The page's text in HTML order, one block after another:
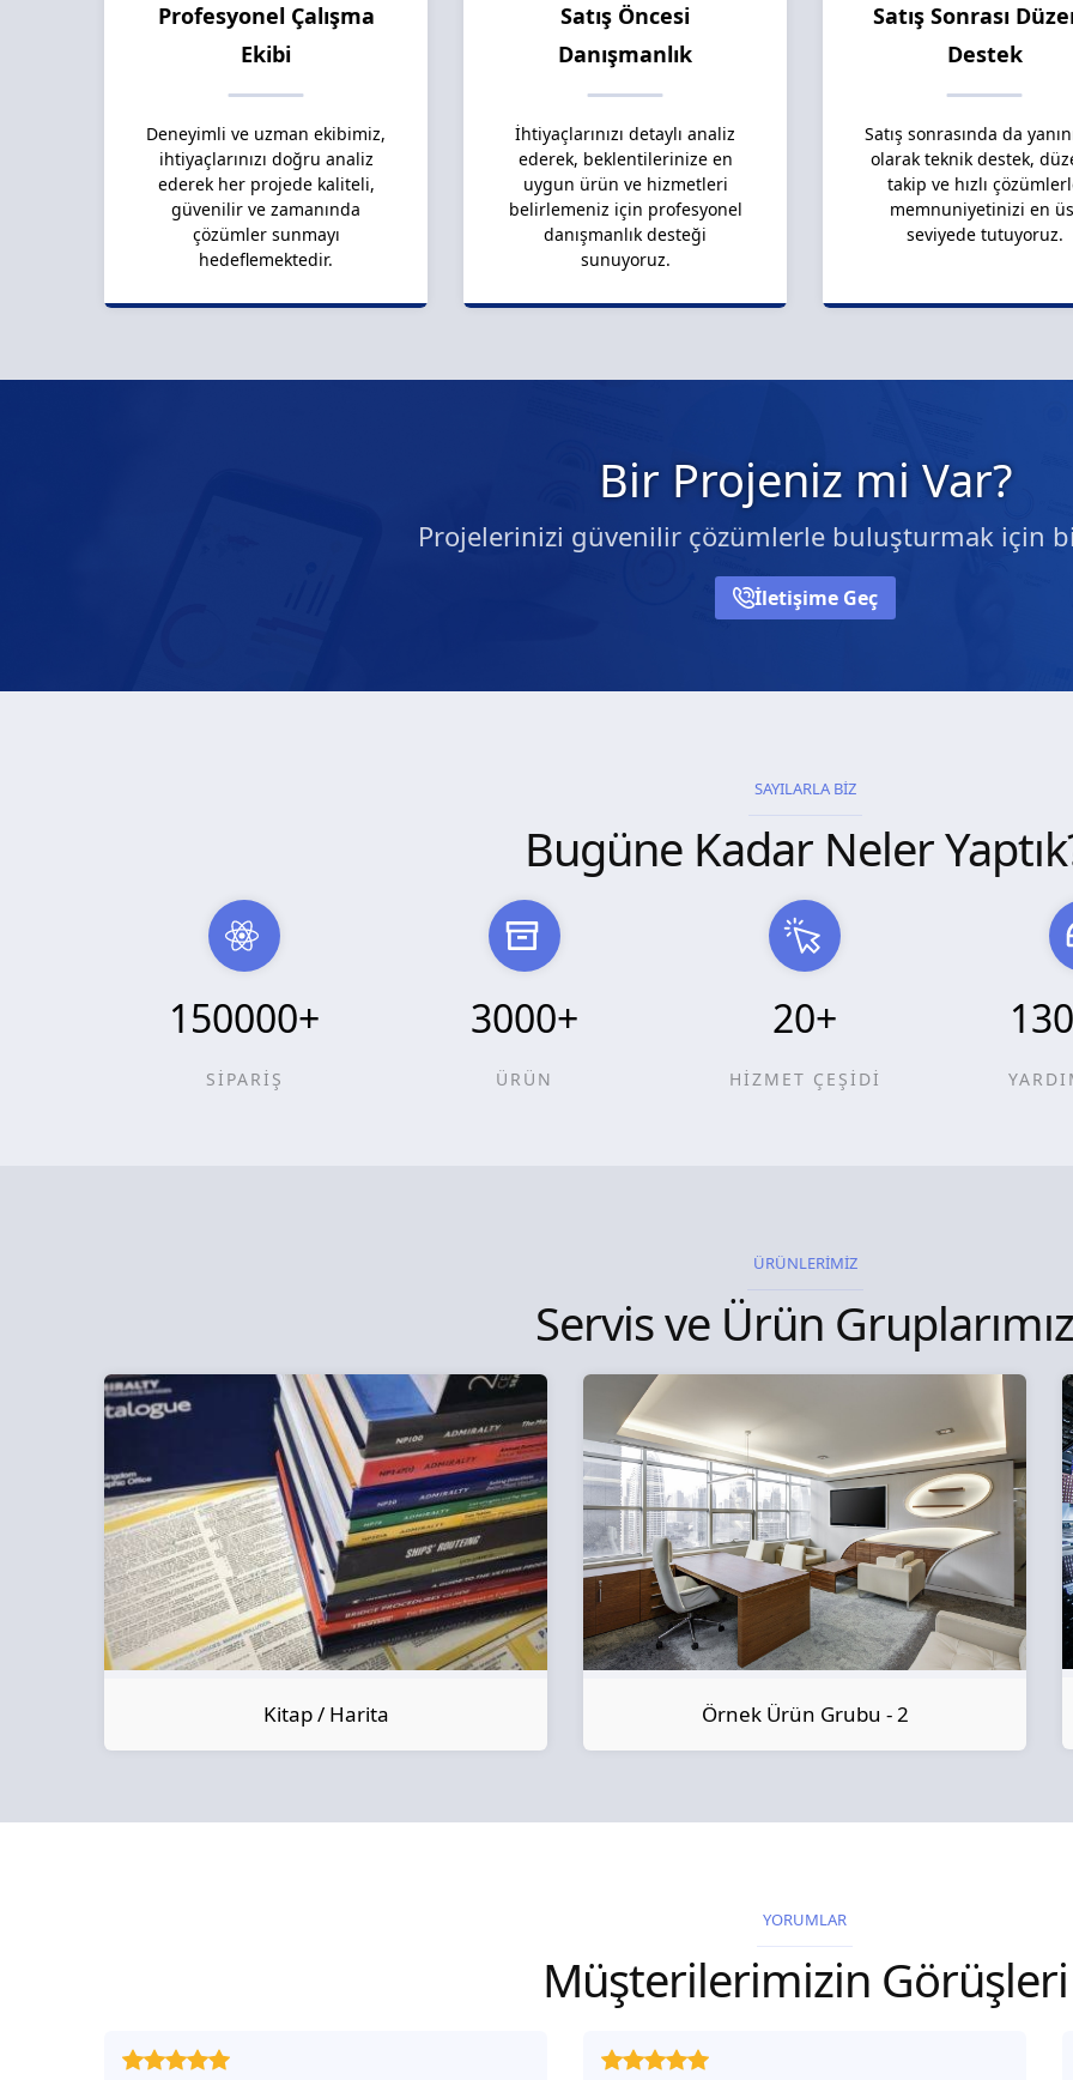
Profesyonel Çalışma
Ekibi
Deneyimli ve uzman ekibimiz,
ihtiyaçlarınızı doğru analiz
ederek her projede kaliteli,
güvenilir ve zamanında
çözümler sunmayı
hedeflemektedir.
Satış Öncesi
Danışmanlık
İhtiyaçlarınızı detaylı analiz
ederek, beklentilerinize en
uygun ürün ve hizmetleri
belirlemeniz için profesyonel
danışmanlık desteği
sunuyoruz.
Satış Sonrası
Destek
Satış sonrasında da
olarak teknik destek,
takip ve hızlı
memnuniyetinizi en
seviyede tutuyoruz.
Bir Projeniz mi Var?
Projelerinizi güvenilir çözümlerle buluşturmak için
İletişime Geç
SAYILARLA BİZ
Bugüne Kadar Neler
150000+
SİPARİŞ
3000+
ÜRÜN
20+
HİZMET ÇEŞİDİ
ÜRÜNLERİMİZ
Servis ve Ürün Gruplarımız
Kitap / Harita Örnek Ürün Grubu - 2
YORUMLAR
Müşterilerimizin Görüşleri